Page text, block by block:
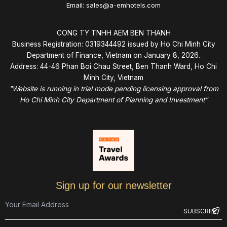
Email: sales@a-emhotels.com
CONG TY TNHH AEM BEN THANH
Business Registration: 0319344492 issued by Ho Chi Minh City
Department of Finance, Vietnam on January 8, 2026.
Address: 44-46 Phan Boi Chau Street, Ben Thanh Ward, Ho Chi
Minh City, Vietnam
"Website is running in trial mode pending licensing approval from
Ho Chi Minh City Department of Planning and Investment"
Sign up for our newsletter